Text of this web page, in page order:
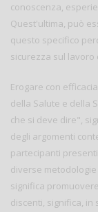
conoscenza,
Quest'ultima, può
questo specifico
sicurezza sul lavoro
Erogare con
della Salute e della
che si deve dire",
degli argomenti
partecipanti
diverse
significa
discenti, significa,